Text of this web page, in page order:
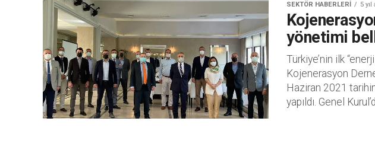
SEKTÖR HABERLERI 5 yıl
yönetimi
Türkiye’nin ilk
Kojenerasyon
Haziran 2021
yapıldı. Genel